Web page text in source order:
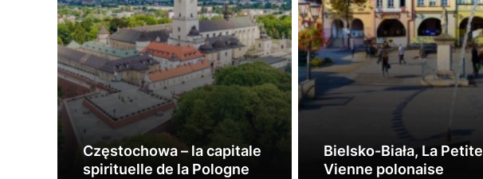
Częstochowa – la capitale
spirituelle de la Pologne
Bielsko-Biała, La Petite
Vienne polonaise